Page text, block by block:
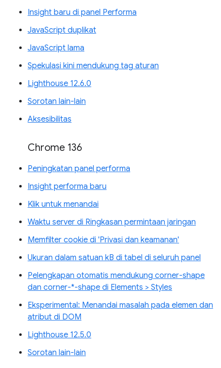
Insight baru di panel Performa
JavaScript duplikat
JavaScript lama
Spekulasi kini mendukung tag aturan
Lighthouse 12.6.0
Sorotan lain-lain
Aksesibilitas
Chrome 136
Peningkatan panel performa
Insight performa baru
Klik untuk menandai
Waktu server di Ringkasan permintaan jaringan
Memfilter cookie di 'Privasi dan keamanan'
Ukuran dalam satuan kB di tabel di seluruh panel
Pelengkapan otomatis mendukung corner-shape
dan corner-*-shape di Elements > Styles
Eksperimental: Menandai masalah pada elemen dan
atribut di DOM
Lighthouse 12.5.0
Sorotan lain-lain